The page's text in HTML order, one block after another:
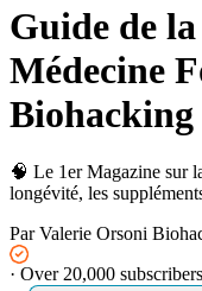
Guide de
Médecine
Biohacking
🧠 Le 1er Magazine sur
longévité, les
Par Valerie Orsoni
· Over 20,000 subscribers